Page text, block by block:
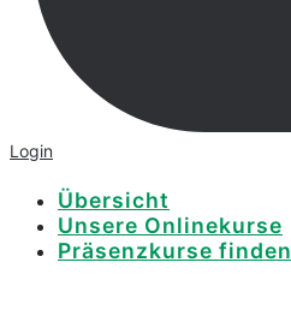
Login
Übersicht
Unsere Onlinekurse
Präsenzkurse finden